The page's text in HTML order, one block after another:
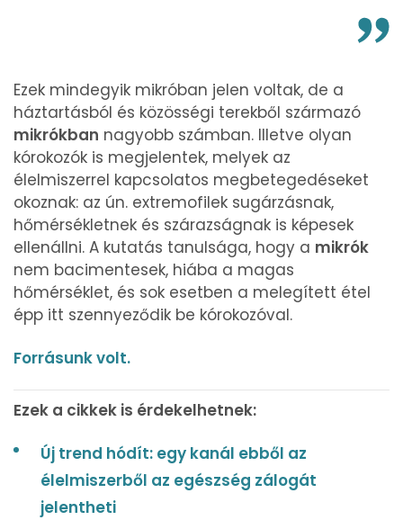
Ezek mindegyik mikróban jelen voltak, de a
háztartásból és közösségi terekből származó
mikrókban nagyobb számban. Illetve olyan
kórokozók is megjelentek, melyek az
élelmiszerrel kapcsolatos megbetegedéseket
okoznak: az ún. extremofilek sugárzásnak,
hőmérsékletnek és szárazságnak is képesek
ellenállni. A kutatás tanulsága, hogy a mikrók
nem bacimentesek, hiába a magas
hőmérséklet, és sok esetben a melegített étel
épp itt szennyeződik be kórokozóval.
Forrásunk volt.
Ezek a cikkek is érdekelhetnek:
Új trend hódít: egy kanál ebből az
élelmiszerből az egészség zálogát
jelentheti